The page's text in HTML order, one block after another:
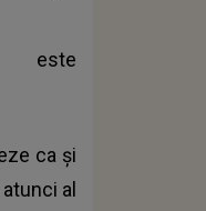
ca și
al